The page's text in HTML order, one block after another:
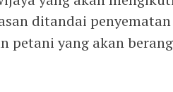
ditandai penyematan
petani yang akan